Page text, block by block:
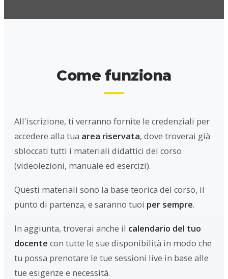
Come funziona
All'iscrizione, ti verranno fornite le credenziali per
accedere alla tua area riservata, dove troverai già
sbloccati tutti i materiali didattici del corso
(videolezioni, manuale ed esercizi).
Questi materiali sono la base teorica del corso, il
punto di partenza, e saranno tuoi per sempre.
In aggiunta, troverai anche il calendario del tuo
docente con tutte le sue disponibilità in modo che
tu possa prenotare le tue sessioni live in base alle
tue esigenze e necessità.